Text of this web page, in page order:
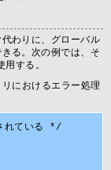
わりに、グローバル
る。次の例では、そ
する。
におけるエラー処理
ている */